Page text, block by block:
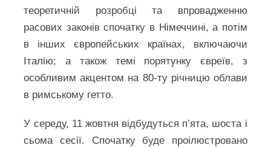
теоретичній розробці та впровадженню
расових законів спочатку в Німеччині, а потім
в інших європейських країнах, включаючи
Італію; а також темі порятунку євреїв, з
особливим акцентом на 80-ту річницю облави
в римському гетто.
У середу, 11 жовтня відбудуться п’ята, шоста і
сьома сесії. Спочатку буде проілюстровано